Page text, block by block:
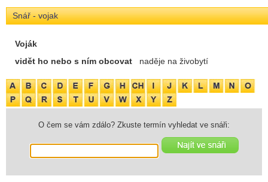
Snář - vojak
Voják
vidět ho nebo s ním obcovat
naděje na živobytí
O čem se vám zdálo? Zkuste termín vyhledat ve snáři: